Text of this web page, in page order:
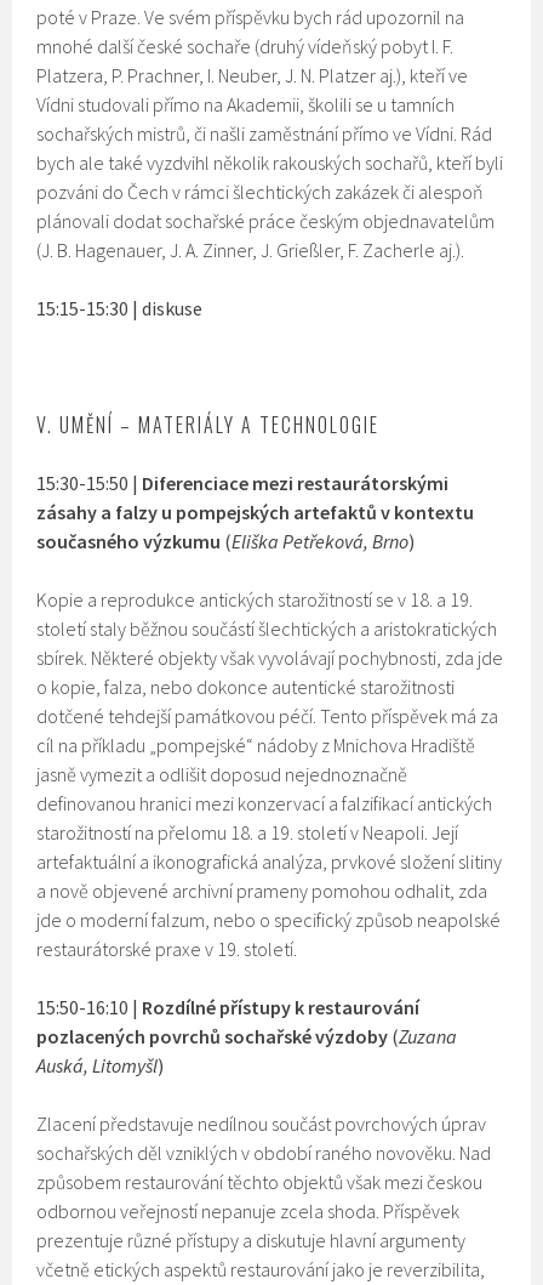
poté v Praze. Ve svém příspěvku bych rád upozornil na
mnohé další české sochaře (druhý vídeňský pobyt I. F.
Platzera, P. Prachner, I. Neuber, J. N. Platzer aj.), kteří ve
Vídni studovali přímo na Akademii, školili se u tamních
sochařských mistrů, či našli zaměstnání přímo ve Vídni. Rád
bych ale také vyzdvihl několik rakouských sochařů, kteří byli
pozváni do Čech v rámci šlechtických zakázek či alespoň
plánovali dodat sochařské práce českým objednavatelům
(J. B. Hagenauer, J. A. Zinner, J. Grießler, F. Zacherle aj.).
15:15-15:30 | diskuse
V. UMĚNÍ – MATERIÁLY A TECHNOLOGIE
15:30-15:50 | Diferenciace mezi restaurátorskými
zásahy a falzy u pompejských artefaktů v kontextu
současného výzkumu (Eliška Petřeková, Brno)
Kopie a reprodukce antických starožitností se v 18. a 19.
století staly běžnou součástí šlechtických a aristokratických
sbírek. Některé objekty však vyvolávají pochybnosti, zda jde
o kopie, falza, nebo dokonce autentické starožitnosti
dotčené tehdejší památkovou péčí. Tento příspěvek má za
cíl na příkladu „pompejské“ nádoby z Mnichova Hradiště
jasně vymezit a odlišit doposud nejednoznačně
definovanou hranici mezi konzervací a falzifikací antických
starožitností na přelomu 18. a 19. století v Neapoli. Její
artefaktuální a ikonografická analýza, prvkové složení slitiny
a nově objevené archivní prameny pomohou odhalit, zda
jde o moderní falzum, nebo o specifický způsob neapolské
restaurátorské praxe v 19. století.
15:50-16:10 | Rozdílné přístupy k restaurování
pozlacených povrchů sochařské výzdoby (Zuzana
Auská, Litomyšl)
Zlacení představuje nedílnou součást povrchových úprav
sochařských děl vzniklých v období raného novověku. Nad
způsobem restaurování těchto objektů však mezi českou
odbornou veřejností nepanuje zcela shoda. Příspěvek
prezentuje různé přístupy a diskutuje hlavní argumenty
včetně etických aspektů restaurování jako je reverzibilita,